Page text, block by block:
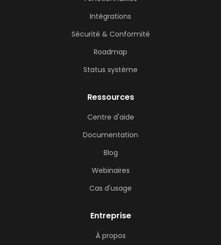
Intégrations
Sécurité & Conformité
Roadmap
Status système
Ressources
Centre d'aide
Documentation
Blog
Webinaires
Cas d'usage
Entreprise
À propos